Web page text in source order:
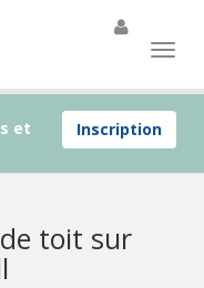
Inscription
et
toit sur